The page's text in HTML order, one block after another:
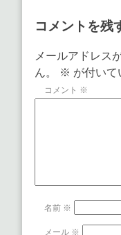
コメントを残
メールアドレス
ん。
※ が付いて
コメント ※
名前 ※
メール ※